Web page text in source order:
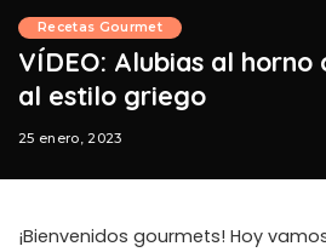
Recetas Gourmet
VÍDEO: Alubias al
al estilo griego
25 enero, 2023
¡Bienvenidos gourmets! Hoy